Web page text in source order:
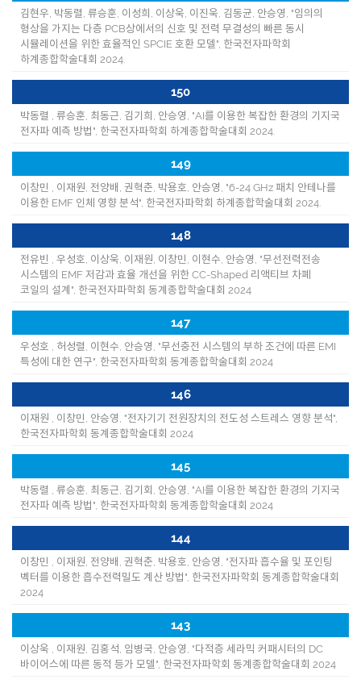
김현우, 박동렬, 류승훈, 이성희, 이상욱, 이진욱, 김동균, 안승영, "임의의
형상을 가지는 다층 PCB상에서의 신호 및 전력 무결성의 빠른 동시
시뮬레이션을 위한 효율적인 SPCIE 호환 모델", 한국전자파학회
하계종합학술대회 2024.
150
박동렬 , 류승훈, 최동근, 김기희, 안승영, "AI를 이용한 복잡한 환경의 기지국
전자파 예측 방법", 한국전자파학회 하계종합학술대회 2024.
149
이창민 , 이재원, 전양배, 권혁춘, 박용호, 안승영, "6-24 GHz 패치 안테나를
이용한 EMF 인체 영향 분석", 한국전자파학회 하계종합학술대회 2024.
148
전유빈 , 우성호, 이상욱, 이재원, 이창민, 이현수, 안승영, "무선전력전송
시스템의 EMF 저감과 효율 개선을 위한 CC-Shaped 리액티브 차폐
코일의 설계", 한국전자파학회 동계종합학술대회 2024
147
우성호 , 허성렬, 이현수, 안승영, "무선충전 시스템의 부하 조건에 따른 EMI
특성에 대한 연구", 한국전자파학회 동계종합학술대회 2024
146
이재원 , 이창민, 안승영, "전자기기 전원장치의 전도성 스트레스 영향 분석",
한국전자파학회 동계종합학술대회 2024
145
박동렬 , 류승훈, 최동근, 김기회, 안승영, "AI를 이용한 복잡한 환경의 기지국
전자파 예측 방법", 한국전자파학회 동계종합학술대회 2024
144
이창민 , 이재원, 전양배, 권혁춘, 박용호, 안승영, "전자파 흡수율 및 포인팅
벡터를 이용한 흡수전력밀도 계산 방법", 한국전자파학회 동계종합학술대회
2024
143
이상욱 , 이재원, 김홍석, 임병국, 안승영, "다적층 세라믹 커패시터의 DC
바이어스에 따른 동적 등가 모델", 한국전자파학회 동계종합학술대회 2024